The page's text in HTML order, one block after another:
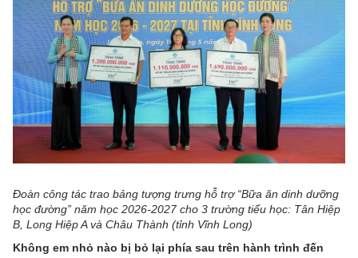
Đoàn công tác trao bảng tượng trưng hỗ trợ “Bữa ăn dinh dưỡng
học đường” năm học 2026-2027 cho 3 trường tiểu học: Tân Hiệp
B, Long Hiệp A và Châu Thành (tỉnh Vĩnh Long)
Không em nhỏ nào bị bỏ lại phía sau trên hành trình đến